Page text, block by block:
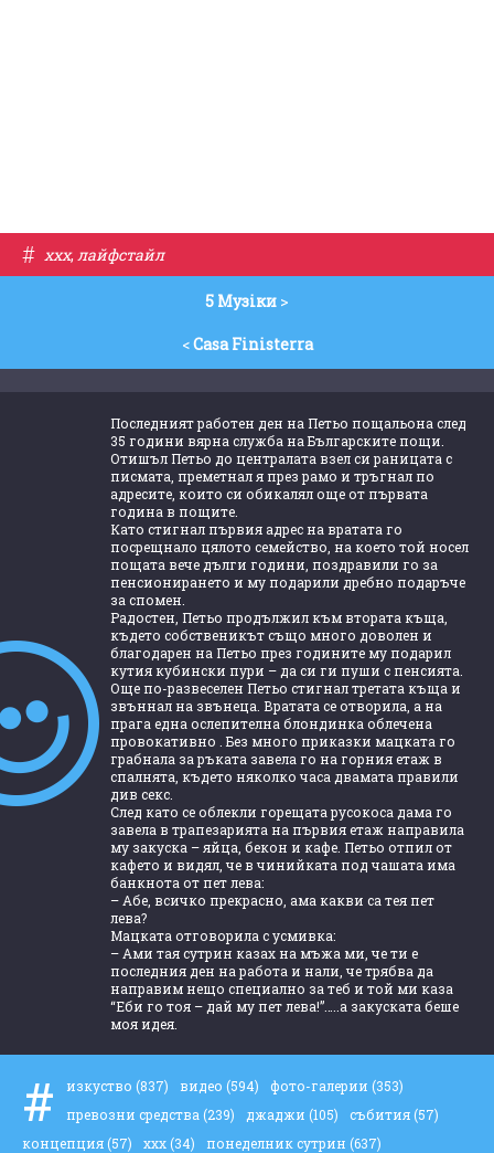
# ххх, лайфстайл
5 Музiки >
<Casa Finisterra
Последният работен ден на Петьо пощальона след
35 години вярна служба на Българските пощи.
Отишъл Петьо до централата взел си раницата с
писмата, преметнал я през рамо и тръгнал по
адресите, които си обикалял още от първата
година в пощите.
Като стигнал първия адрес на вратата го
посрещнало цялото семейство, на което той носел
пощата вече дълги години, поздравили го за
пенсионирането и му подарили дребно подаръче
за спомен.
Радостен, Петьо продължил към втората къща,
където собственикът също много доволен и
благодарен на Петьо през годините му подарил
кутия кубински пури – да си ги пуши с пенсията.
Още по-развеселен Петьо стигнал третата къща и
звъннал на звънеца. Вратата се отворила, а на
прага една ослепителна блондинка облечена
провокативно . Без много приказки мацката го
грабнала за ръката завела го на горния етаж в
спалнята, където няколко часа двамата правили
див секс.
След като се облекли горещата русокоса дама го
завела в трапезарията на първия етаж направила
му закуска – яйца, бекон и кафе. Петьо отпил от
кафето и видял, че в чинийката под чашата има
банкнота от пет лева:
– Абе, всичко прекрасно, ама какви са тея пет
лева?
Мацката отговорила с усмивка:
– Ами тая сутрин казах на мъжа ми, че ти е
последния ден на работа и нали, че трябва да
направим нещо специално за теб и той ми каза
“Еби го тоя – дай му пет лева!”…..а закуската беше
моя идея.
# изкуство (837) видео (594) фото-галерии (353)
превозни средства (239) джаджи (105) събития(57)
концепция(57) ххх(34) понеделник сутрин (637)